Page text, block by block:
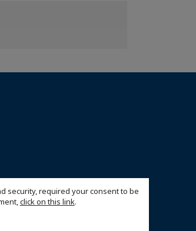
security, required your consent to be
click on this link.